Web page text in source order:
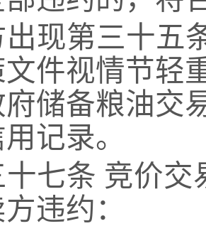
出现第三十五
件视情节轻
储备粮油交
记录。
十七条 竞价交
违约：